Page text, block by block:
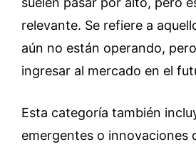
relevante. Se refiere a
aún no están operando,
ingresar al mercado en el
Esta categoría también
emergentes o innovaciones